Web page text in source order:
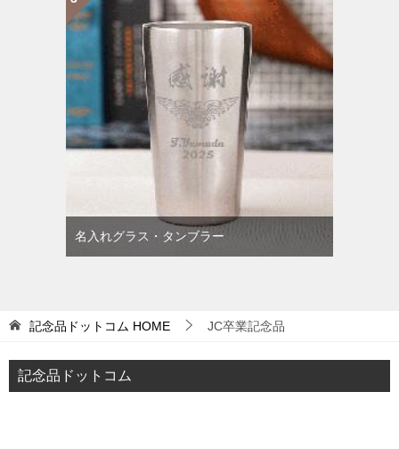
名入れグラス・タンブラー
記念品ドットコム HOME JC卒業記念品
記念品ドットコム